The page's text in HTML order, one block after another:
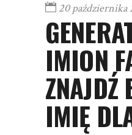
20 października
IMION
ZNAJDŹ
IMIĘ